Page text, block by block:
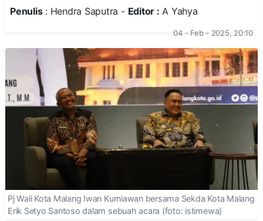
Penulis: Hendra Saputra - Editor : A Yahya
04 - Feb - 2025, 20:10
Pj Wali Kota Malang Iwan Kurniawan bersama Sekda Kota Malang
Erik Setyo Santoso dalam sebuah acara (foto: istimewa)